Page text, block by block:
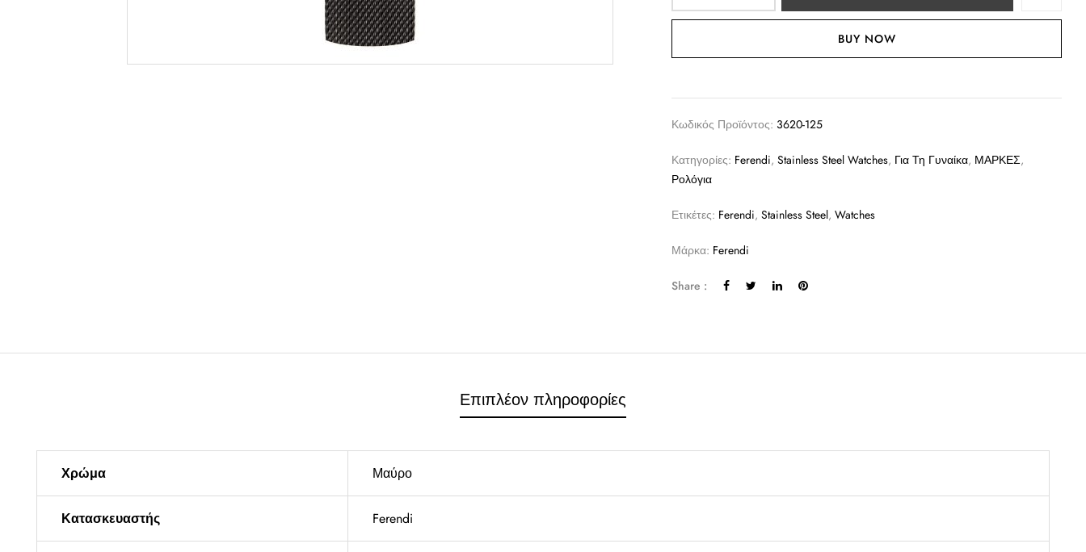
BUY NOW
Κωδικός Προϊόντος: 3620-125
Κατηγορίες: Ferendi,Stainless Steel Watches, Για Τη Γυναίκα, ΜΑΡΚΕΣ,
Ρολόγια
Ετικέτες: Ferendi,Stainless Steel,Watches
Μάρκα: Ferendi
Share :
Επιπλέον πληροφορίες
Χρώμα Μαύρο
Κατασκευαστής Ferendi